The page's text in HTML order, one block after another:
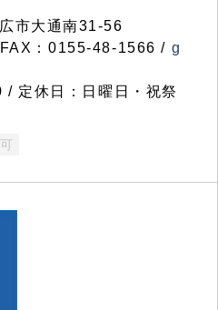
市大通南31-56
：0155-48-1566 / g
定休日：日曜日・祝祭